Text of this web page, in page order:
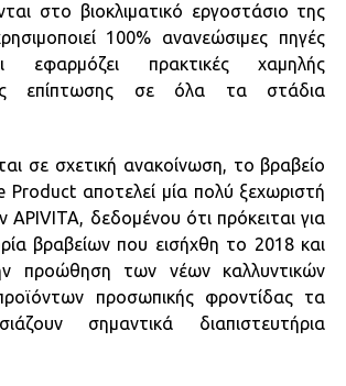
στο βιοκλιματικό εργοστάσιο της
100% ανανεώσιμες πηγές
εφαρμόζει πρακτικές χαμηλής
επίπτωσης σε όλα τα στάδια
σε σχετική ανακοίνωση, το βραβείο
Product αποτελεί μία πολύ ξεχωριστή
APIVITA, δεδομένου ότι πρόκειται για
βραβείων που εισήχθη το 2018 και
προώθηση των νέων καλλυντικών
προσωπικής φροντίδας τα
σημαντικά διαπιστευτήρια